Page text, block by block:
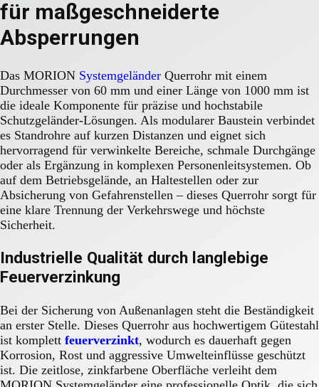
für maßgeschneiderte
Absperrungen
Das MORION Systemgeländer Querrohr mit einem
Durchmesser von 60 mm und einer Länge von 1000 mm ist
die ideale Komponente für präzise und hochstabile
Schutzgeländer-Lösungen. Als modularer Baustein verbindet
es Standrohre auf kurzen Distanzen und eignet sich
hervorragend für verwinkelte Bereiche, schmale Durchgänge
oder als Ergänzung in komplexen Personenleitsystemen. Ob
auf dem Betriebsgelände, an Haltestellen oder zur
Absicherung von Gefahrenstellen – dieses Querrohr sorgt für
eine klare Trennung der Verkehrswege und höchste
Sicherheit.
Industrielle Qualität durch langlebige
Feuerverzinkung
Bei der Sicherung von Außenanlagen steht die Beständigkeit
an erster Stelle. Dieses Querrohr aus hochwertigem Gütestahl
ist komplett feuerverzinkt, wodurch es dauerhaft gegen
Korrosion, Rost und aggressive Umwelteinflüsse geschützt
ist. Die zeitlose, zinkfarbene Oberfläche verleiht dem